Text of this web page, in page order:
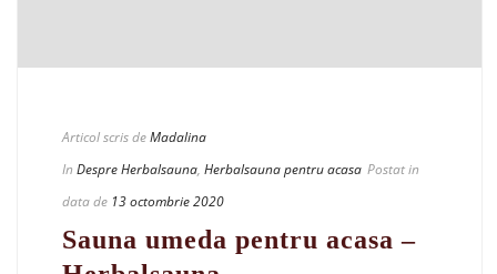
Articol scris deMadalina
In Despre Herbalsauna, Herbalsauna pentru acasa Postat in
data de 13 octombrie 2020
Sauna umeda pentru acasa –